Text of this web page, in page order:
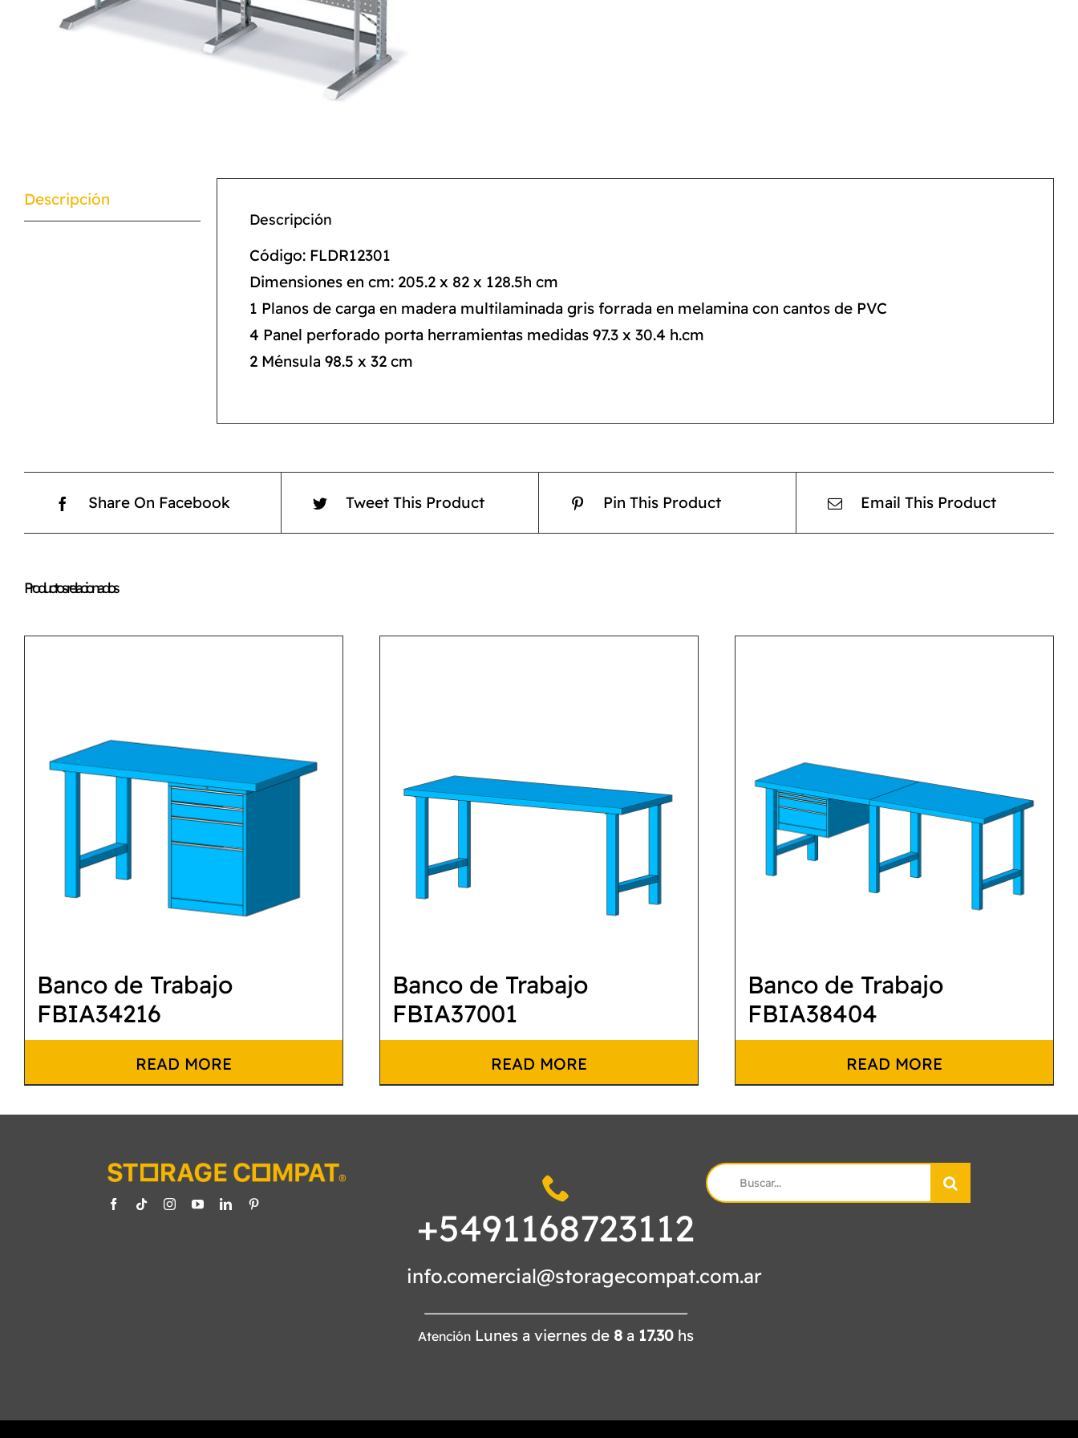
Descripción
Descripción
Código: FLDR12301
Dimensiones en cm: 205.2 x 82 x 128.5h cm
1 Planos de carga en madera multilaminada gris forrada en melamina con cantos de PVC
4 Panel perforado porta herramientas medidas 97.3 x 30.4 h.cm
2 Ménsula 98.5 x 32 cm
Share On Facebook Tweet This Product Pin This Product Email This Product
Productos relacionados
Banco de Trabajo
FBIA34216
READ MORE
Banco de Trabajo
FBIA37001
READ MORE
Banco de Trabajo
FBIA38404
READ MORE
+5491168723112
info.comercial@storagecompat.com.ar
Atención Lunes a viernes de 8 a 17.30 hs
Search
for: